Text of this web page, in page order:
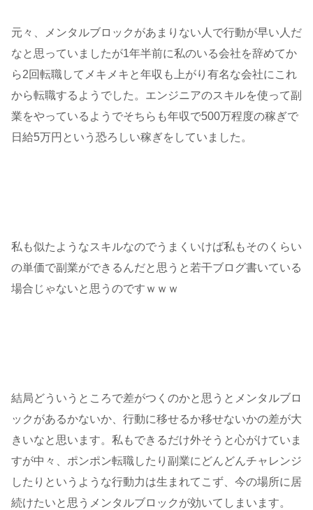
元々、メンタルブロックがあまりない人で行動が早い人だ
なと思っていましたが1年半前に私のいる会社を辞めてか
ら2回転職してメキメキと年収も上がり有名な会社にこれ
から転職するようでした。エンジニアのスキルを使って副
業をやっているようでそちらも年収で500万程度の稼ぎで
日給5万円という恐ろしい稼ぎをしていました。
私も似たようなスキルなのでうまくいけば私もそのくらい
の単価で副業ができるんだと思うと若干ブログ書いている
場合じゃないと思うのですｗｗｗ
結局どういうところで差がつくのかと思うとメンタルブロ
ックがあるかないか、行動に移せるか移せないかの差が大
きいなと思います。私もできるだけ外そうと心がけていま
すが中々、ポンポン転職したり副業にどんどんチャレンジ
したりというような行動力は生まれてこず、今の場所に居
続けたいと思うメンタルブロックが効いてしまいます。